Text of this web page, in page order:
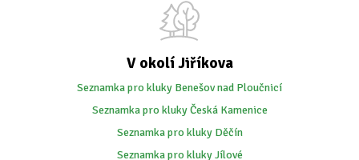
V okolí Jiříkova
Seznamka pro kluky Benešov nad Ploučnicí
Seznamka pro kluky Česká Kamenice
Seznamka pro kluky Děčín
Seznamka pro kluky Jílové